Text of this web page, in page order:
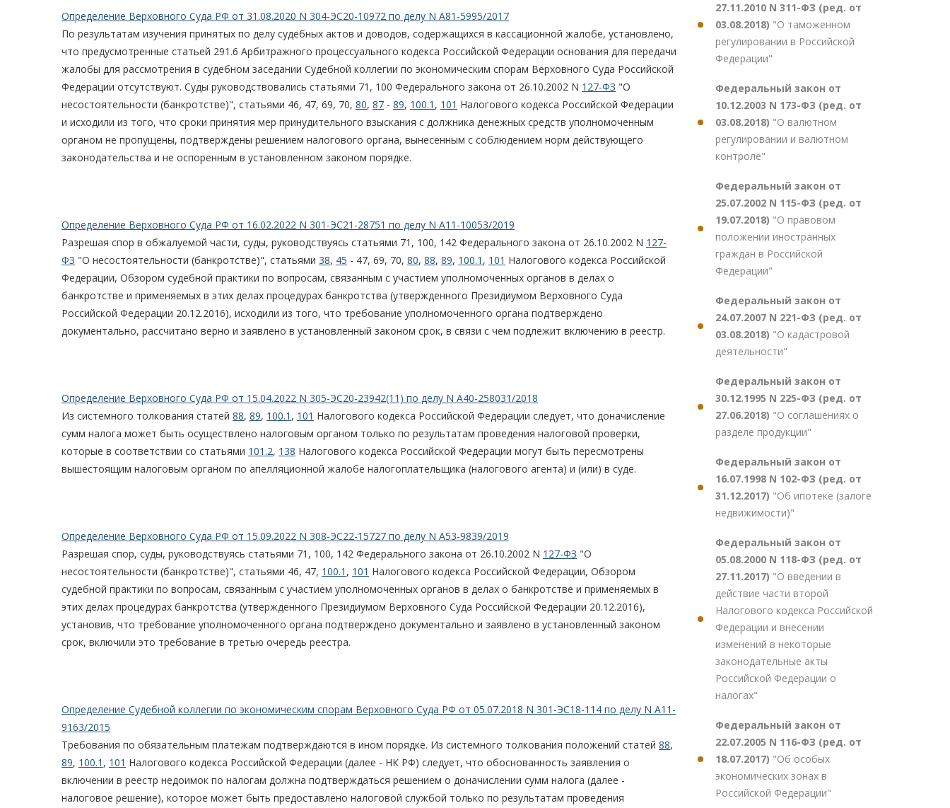
Определение Верховного Суда РФ от 31.08.2020 N 304-ЭС20-10972 по делу N А81-5995/2017
По результатам изучения принятых по делу судебных актов и доводов, содержащихся в кассационной жалобе, установлено,
что предусмотренные статьей 291.6 Арбитражного процессуального кодекса Российской Федерации основания для передачи
жалобы для рассмотрения в судебном заседании Судебной коллегии по экономическим спорам Верховного Суда Российской
Федерации отсутствуют. Суды руководствовались статьями 71, 100 Федерального закона от 26.10.2002 N 127-ФЗ "О
несостоятельности (банкротстве)", статьями 46, 47, 69, 70, 80, 87 - 89, 100.1 , 101 Налогового кодекса Российской Федерации
и исходили из того, что сроки принятия мер принудительного взыскания с должника денежных средств уполномоченным
органом не пропущены, подтверждены решением налогового органа, вынесенным с соблюдением норм действующего
законодательства и не оспоренным в установленном законом порядке.
Определение Верховного Суда РФ от 16.02.2022 N 301-ЭС21-28751 по делу N А11-10053/2019
Разрешая спор в обжалуемой части, суды, руководствуясь статьями 71, 100, 142 Федерального закона от 26.10.2002 N 127-
ФЗ "О несостоятельности (банкротстве)", статьями 38, 45 - 47, 69, 70, 80, 88, 89, 100.1 , 101 Налогового кодекса Российской
Федерации, Обзором судебной практики по вопросам, связанным с участием уполномоченных органов в делах о
банкротстве и применяемых в этих делах процедурах банкротства (утвержденного Президиумом Верховного Суда
Российской Федерации 20.12.2016), исходили из того, что требование уполномоченного органа подтверждено
документально, рассчитано верно и заявлено в установленный законом срок, в связи с чем подлежит включению в реестр.
Определение Верховного Суда РФ от 15.04.2022 N 305-ЭС20-23942(11) по делу N А40-258031/2018
Из системного толкования статей 88, 89, 100.1 , 101 Налогового кодекса Российской Федерации следует, что доначисление
сумм налога может быть осуществлено налоговым органом только по результатам проведения налоговой проверки,
которые в соответствии со статьями 101.2, 138 Налогового кодекса Российской Федерации могут быть пересмотрены
вышестоящим налоговым органом по апелляционной жалобе налогоплательщика (налогового агента) и (или) в суде.
Определение Верховного Суда РФ от 15.09.2022 N 308-ЭС22-15727 по делу N А53-9839/2019
Разрешая спор, суды, руководствуясь статьями 71, 100, 142 Федерального закона от 26.10.2002 N 127-ФЗ "О
несостоятельности (банкротстве)", статьями 46, 47, 100.1 , 101 Налогового кодекса Российской Федерации, Обзором
судебной практики по вопросам, связанным с участием уполномоченных органов в делах о банкротстве и применяемых в
этих делах процедурах банкротства (утвержденного Президиумом Верховного Суда Российской Федерации 20.12.2016),
установив, что требование уполномоченного органа подтверждено документально и заявлено в установленный законом
срок, включили это требование в третью очередь реестра.
Определение Судебной коллегии по экономическим спорам Верховного Суда РФ от 05.07.2018 N 301-ЭС18-114 по делу N А11-
9163/2015
Требования по обязательным платежам подтверждаются в ином порядке. Из системного толкования положений статей 88,
89, 100.1 , 101 Налогового кодекса Российской Федерации (далее - НК РФ) следует, что обоснованность заявления о
включении в реестр недоимок по налогам должна подтверждаться решением о доначислении сумм налога (далее -
налоговое решение), которое может быть предоставлено налоговой службой только по результатам проведения
27.11.2010 N 311-ФЗ (ред. от
03.08.2018) "О таможенном
регулировании в Российской
Федерации"
Федеральный закон от
10.12.2003 N 173-ФЗ (ред. от
03.08.2018) "О валютном
регулировании и валютном
контроле"
Федеральный закон от
25.07.2002 N 115-ФЗ (ред. от
19.07.2018) "О правовом
положении иностранных
граждан в Российской
Федерации"
Федеральный закон от
24.07.2007 N 221-ФЗ (ред. от
03.08.2018) "О кадастровой
деятельности"
Федеральный закон от
30.12.1995 N 225-ФЗ (ред. от
27.06.2018) "О соглашениях о
разделе продукции"
Федеральный закон от
16.07.1998 N 102-ФЗ (ред. от
31.12.2017) "Об ипотеке (залоге
недвижимости)"
Федеральный закон от
05.08.2000 N 118-ФЗ (ред. от
27.11.2017) "О введении в
действие части второй
Налогового кодекса Российской
Федерации и внесении
изменений в некоторые
законодательные акты
Российской Федерации о
налогах"
Федеральный закон от
22.07.2005 N 116-ФЗ (ред. от
18.07.2017) "Об особых
экономических зонах в
Российской Федерации"